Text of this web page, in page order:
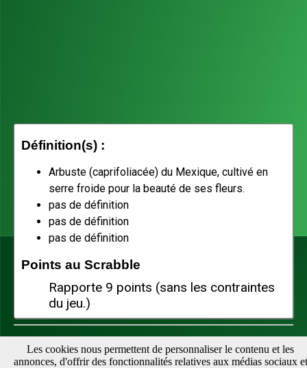
Définition(s) :
Arbuste (caprifoliacée) du Mexique, cultivé en
serre froide pour la beauté de ses fleurs.
pas de définition
pas de définition
pas de définition
Points au Scrabble
Rapporte 9 points (sans les contraintes
du jeu.)
Téléchargez notre appli pour vérifier vos mots facilement :
Les cookies nous permettent de personnaliser le contenu et les
annonces, d'offrir des fonctionnalités relatives aux médias sociaux et